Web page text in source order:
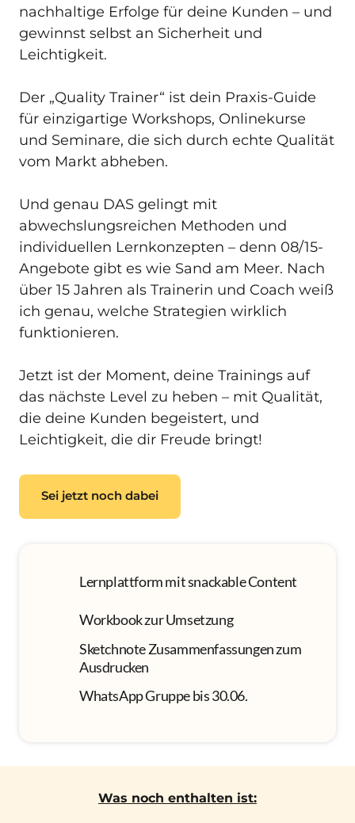
nachhaltige Erfolge für deine Kunden – und
gewinnst selbst an Sicherheit und
Leichtigkeit.
Der „Quality Trainer“ ist dein Praxis-Guide
für einzigartige Workshops, Onlinekurse
und Seminare, die sich durch echte Qualität
vom Markt abheben.
Und genau DAS gelingt mit
abwechslungsreichen Methoden und
individuellen Lernkonzepten – denn 08/15-
Angebote gibt es wie Sand am Meer. Nach
über 15 Jahren als Trainerin und Coach weiß
ich genau, welche Strategien wirklich
funktionieren.
Jetzt ist der Moment, deine Trainings auf
das nächste Level zu heben – mit Qualität,
die deine Kunden begeistert, und
Leichtigkeit, die dir Freude bringt!
Sei jetzt noch dabei
Lernplattform mit snackable Content
Workbook zur Umsetzung
Sketchnote Zusammenfassungen zum
Ausdrucken
WhatsApp Gruppe bis 30.06.
Was noch enthalten ist: